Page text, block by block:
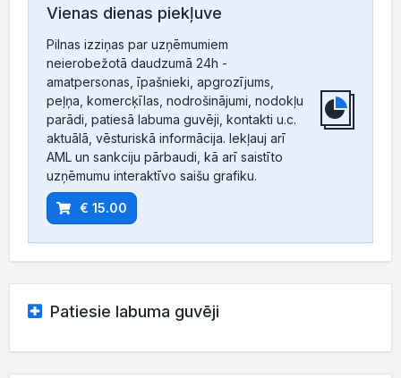
Vienas dienas piekļuve
Pilnas izziņas par uzņēmumiem
neierobežotā daudzumā 24h -
amatpersonas, īpašnieki, apgrozījums,
peļņa, komercķīlas, nodrošinājumi, nodokļu
parādi, patiesā labuma guvēji, kontakti u.c.
aktuālā, vēsturiskā informācija. Iekļauj arī
AML un sankciju pārbaudi, kā arī saistīto
uzņēmumu interaktīvo saišu grafiku.
€ 15.00
Patiesie labuma guvēji